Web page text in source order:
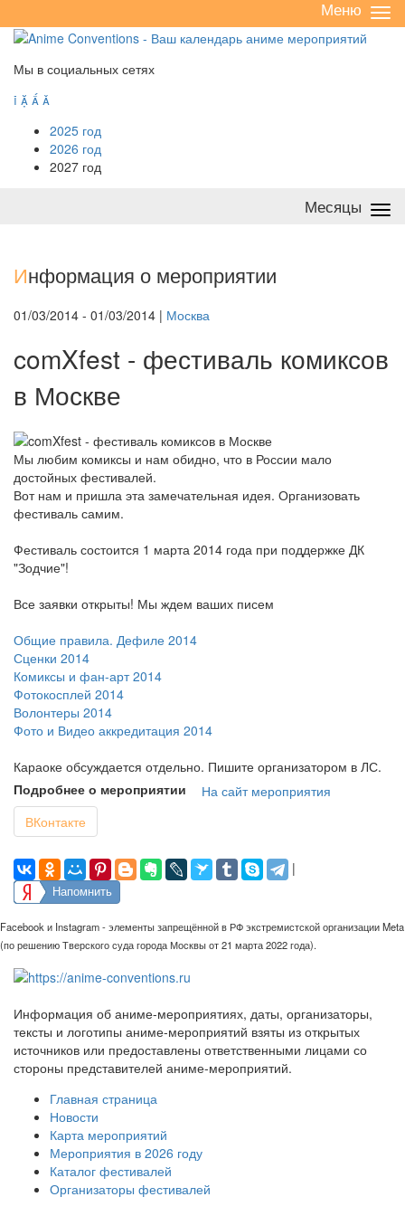
/
Меню
Мы в социальных сетях
   
2025 год
2026 год
2027 год
Месяцы
Информация о мероприятии
01/03/2014 - 01/03/2014 | Москва
comXfest - фестиваль комиксов
в Москве
Мы любим комиксы и нам обидно, что в России мало
достойных фестивалей.
Вот нам и пришла эта замечательная идея. Организовать
фестиваль самим.
Фестиваль состоится 1 марта 2014 года при поддержке ДК
"Зодчие"!
Все заявки открыты! Мы ждем ваших писем
Общие правила. Дефиле 2014
Сценки 2014
Комиксы и фан-арт 2014
Фотокосплей 2014
Волонтеры 2014
Фото и Видео аккредитация 2014
Караоке обсуждается отдельно. Пишите организатором в ЛС.
Подробнее о мероприятии
На сайт мероприятия
ВКонтакте
|
Напомнить
Facebook и Instagram - элементы запрещённой в РФ экстремистской организации Meta
(по решению Тверского суда города Москвы от 21 марта 2022 года).
Информация об аниме-мероприятиях, даты, организаторы,
тексты и логотипы аниме-мероприятий взяты из открытых
источников или предоставлены ответственными лицами со
стороны представителей аниме-мероприятий.
Главная страница
Новости
Карта мероприятий
Мероприятия в 2026 году
Каталог фестивалей
Организаторы фестивалей